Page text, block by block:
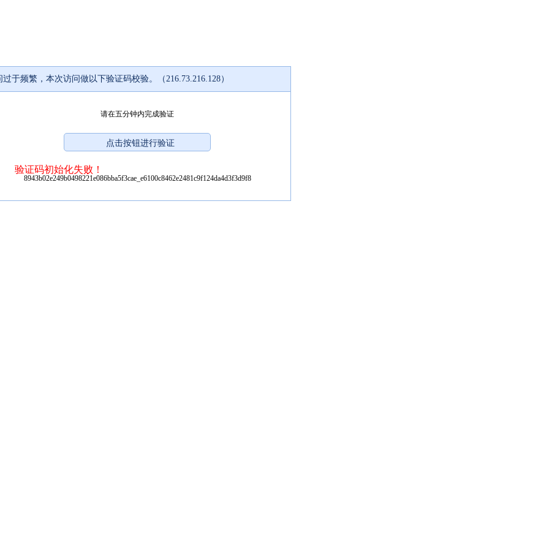
过于频繁，本次访问做以下验证码校验。（216.73.216.128）
请在五分钟内完成验证
验证码初始化失败！
8943b02e249b0498221e086bba5f3cae_e6100c8462e2481c9f124da4d3f3d9f8